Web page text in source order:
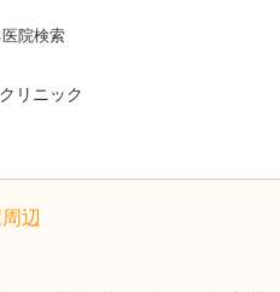
院検索
リニック
辺